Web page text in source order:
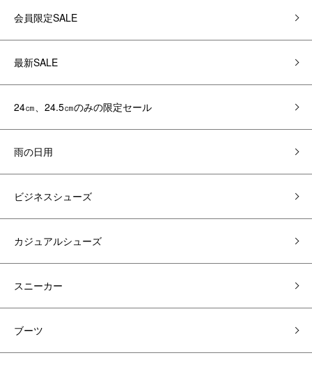
会員限定SALE
最新SALE
24㎝、24.5㎝のみの限定セール
雨の日用
ビジネスシューズ
カジュアルシューズ
スニーカー
ブーツ